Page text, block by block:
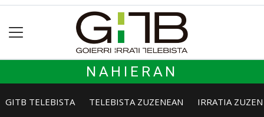
NAHIERAN
GITB TELEBISTA TELEBISTA ZUZENEAN IRRATIA